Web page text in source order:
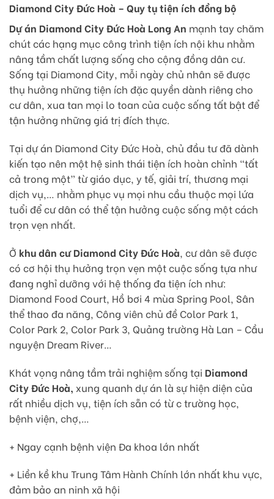
Diamond City Đức Hoà – Quy tụ tiện ích đồng bộ
Dự án Diamond City Đức Hoà Long An mạnh tay chăm
chút các hạng mục công trình tiện ích nội khu nhằm
nâng tầm chất lượng sống cho cộng đồng dân cư.
Sống tại Diamond City, mỗi ngày chủ nhân sẽ được
thụ hưởng những tiện ích đặc quyền dành riêng cho
cư dân, xua tan mọi lo toan của cuộc sống tất bật để
tận hưởng những giá trị đích thực.
Tại dự án Diamond City Đức Hoà, chủ đầu tư đã dành
kiến tạo nên một hệ sinh thái tiện ích hoàn chỉnh “tất
cả trong một” từ giáo dục, y tế, giải trí, thương mại
dịch vụ,… nhằm phục vụ mọi nhu cầu thuộc mọi lứa
tuổi để cư dân có thể tận hưởng cuộc sống một cách
trọn vẹn nhất.
Ở khu dân cư Diamond City Đức Hoà, cư dân sẽ được
có cơ hội thụ hưởng trọn vẹn một cuộc sống tựa như
đang nghỉ dưỡng với hệ thống đa tiện ích như:
Diamond Food Court, Hồ bơi 4 mùa Spring Pool, Sân
thể thao đa năng, Công viên chủ đề Color Park 1,
Color Park 2, Color Park 3, Quảng trường Hà Lan – Cầu
nguyện Dream River…
Khát vọng nâng tầm trải nghiệm sống tại Diamond
City Đức Hoà, xung quanh dự án là sự hiện diện của
rất nhiều dịch vụ, tiện ích sẵn có từ c trường học,
bệnh viện, chợ,…
+ Ngay cạnh bệnh viện Đa khoa lớn nhất
+ Liền kề khu Trung Tâm Hành Chính lớn nhất khu vực,
đảm bảo an ninh xã hội